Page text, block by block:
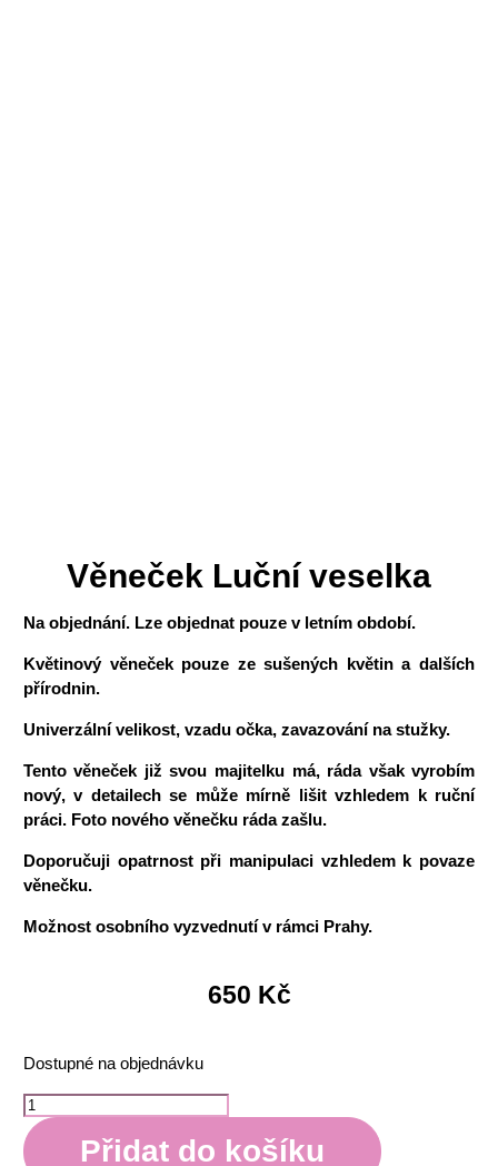
Věneček Luční veselka
Na objednání. Lze objednat pouze v letním období.
Květinový věneček pouze ze sušených květin a dalších
přírodnin.
Univerzální velikost, vzadu očka, zavazování na stužky.
Tento věneček již svou majitelku má, ráda však vyrobím
nový, v detailech se může mírně lišit vzhledem k ruční
práci. Foto nového věnečku ráda zašlu.
Doporučuji opatrnost při manipulaci vzhledem k povaze
věnečku.
Možnost osobního vyzvednutí v rámci Prahy.
650 Kč
Dostupné na objednávku
Přidat do košíku